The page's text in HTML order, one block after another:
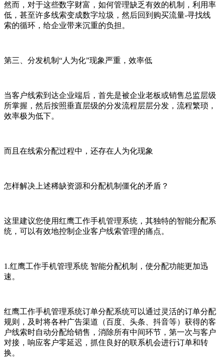
然而，对于这些数字财富，如何管理缺乏有效的机制，利用率
低，甚至许多线索变成数字垃圾，然后回到购买流量-寻找线
索的循环，给企业带来沉重的负担。
第三、分发机制“人为化”现象严重，效率低
当客户线索到达企业端后，首先是被企业老板或销售总监层级
所掌握，然后按照垂直层级的分发流程层层分发，流程繁琐，
效率极为低下。
而且在线索分配过程中，还存在人为化现象
怎样解决上述稀缺资源和分配机制僵化的矛盾？
这里建议您使用红鹰工作手机管理系统，其独特的智能分配系
统，可以有效地控制企业客户线索管理的痛点。
1.红鹰工作手机管理系统 智能分配机制，使分配功能更加迅
速。
红鹰工作手机管理系统订单分配系统可以通过灵活的订单分配
规则，及时将各种广告渠道（百度、头条、抖音等）获得的客
户线索时自动分配给销售，消除所有中间环节，第一次与客户
对接，响应客户零延迟，抓住良好的联系机会进行订单和转
换。